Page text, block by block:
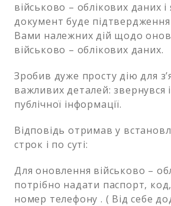
військово – облікових даних
документ буде
Вами належних дій щодо
військово – облікових даних.
Зробив дуже просту дію для
важливих деталей: звернувся
публічної інформації.
Відповідь отримав у
строк і по суті:
Для оновлення військово –
потрібно надати паспорт,
номер телефону . ( Від себе